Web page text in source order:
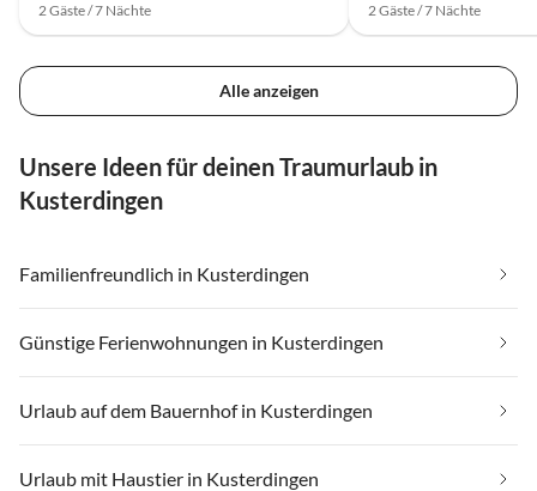
2 Gäste / 7 Nächte 2 Gäste / 7 Nächte
Alle anzeigen
Unsere Ideen für deinen Traumurlaub in
Kusterdingen
Familienfreundlich in Kusterdingen
Günstige Ferienwohnungen in Kusterdingen
Urlaub auf dem Bauernhof in Kusterdingen
Urlaub mit Haustier in Kusterdingen